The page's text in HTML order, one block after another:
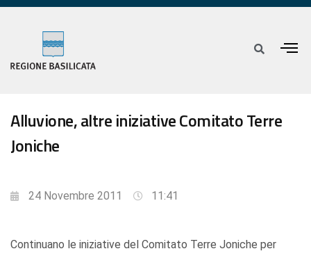
Alluvione, altre iniziative Comitato Terre
Joniche
24 Novembre 2011 11:41
Continuano le iniziative del Comitato Terre Joniche per